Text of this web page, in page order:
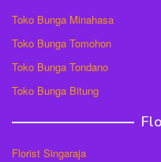
Toko Bunga Minahasa
Toko Bunga Tomohon
Toko Bunga Tondano
Toko Bunga Bitung
Florist Singaraja